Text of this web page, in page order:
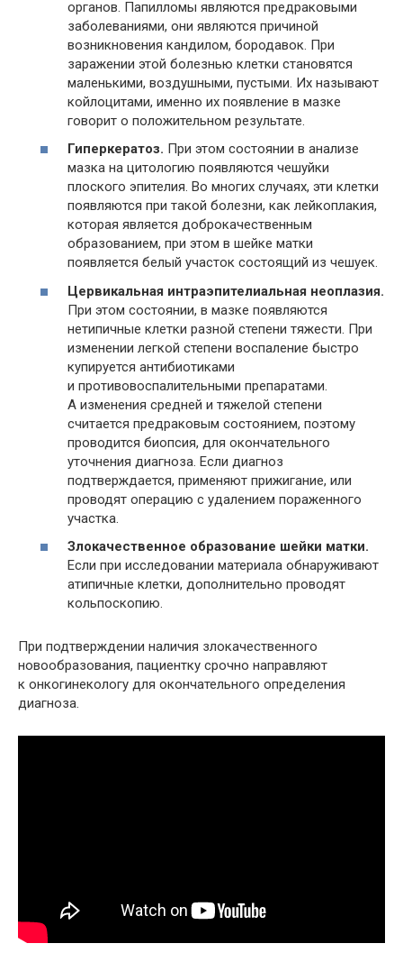
органов. Папилломы являются предраковыми
заболеваниями, они являются причиной
возникновения кандилом, бородавок. При
заражении этой болезнью клетки становятся
маленькими, воздушными, пустыми. Их называют
койлоцитами, именно их появление в мазке
говорит о положительном результате.
Гиперкератоз. При этом состоянии в анализе
мазка на цитологию появляются чешуйки
плоского эпителия. Во многих случаях, эти клетки
появляются при такой болезни, как лейкоплакия,
которая является доброкачественным
образованием, при этом в шейке матки
появляется белый участок состоящий из чешуек.
Цервикальная интраэпителиальная неоплазия.
При этом состоянии, в мазке появляются
нетипичные клетки разной степени тяжести. При
изменении легкой степени воспаление быстро
купируется антибиотиками
и противовоспалительными препаратами.
А изменения средней и тяжелой степени
считается предраковым состоянием, поэтому
проводится биопсия, для окончательного
уточнения диагноза. Если диагноз
подтверждается, применяют прижигание, или
проводят операцию с удалением пораженного
участка.
Злокачественное образование шейки матки.
Если при исследовании материала обнаруживают
атипичные клетки, дополнительно проводят
кольпоскопию.
При подтверждении наличия злокачественного
новообразования, пациентку срочно направляют
к онкогинекологу для окончательного определения
диагноза.